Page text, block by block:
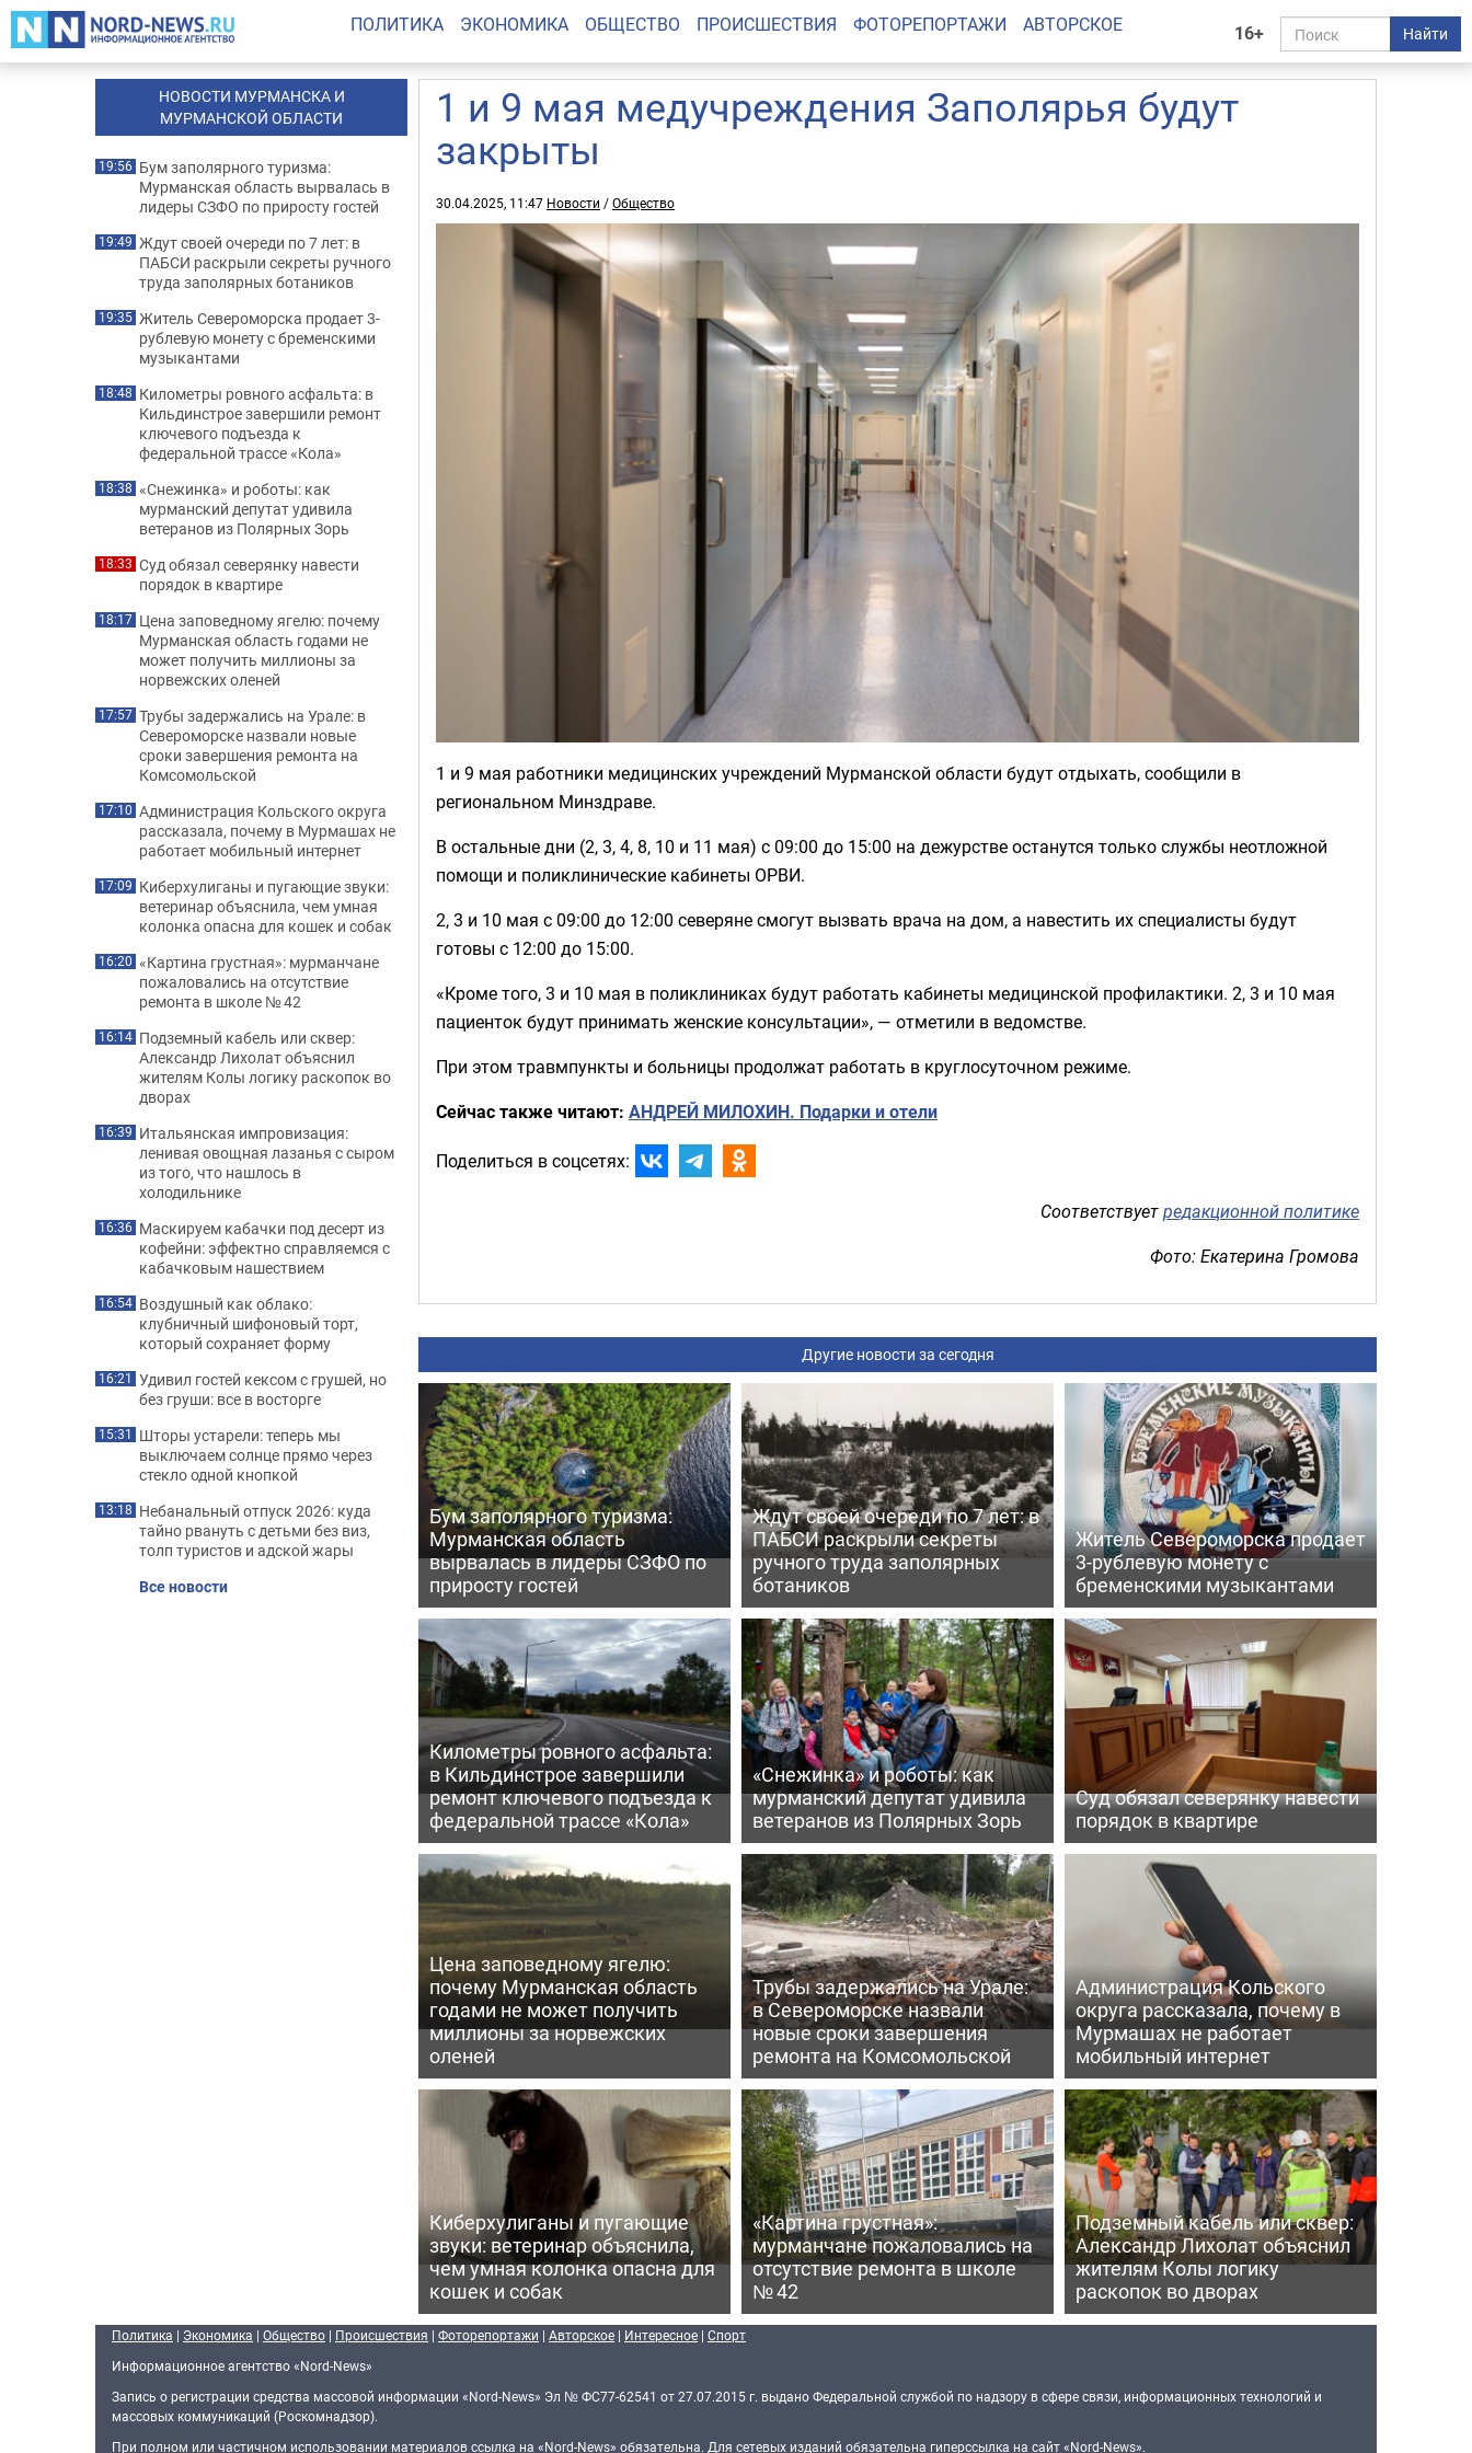
16+ Найти
ПОЛИТИКА ЭКОНОМИКА ОБЩЕСТВО ПРОИСШЕСТВИЯ ФОТОРЕПОРТАЖИ АВТОРСКОЕ
1 и 9 мая медучреждения Заполярья будут
закрыты
30.04.2025, 11:47 Новости /Общество
1 и 9 мая работники медицинских учреждений Мурманской области будут отдыхать, сообщили в
региональном Минздраве.
В остальные дни (2, 3, 4, 8, 10 и 11 мая) с 09:00 до 15:00 на дежурстве останутся только службы неотложной
помощи и поликлинические кабинеты ОРВИ.
2, 3 и 10 мая с 09:00 до 12:00 северяне смогут вызвать врача на дом, а навестить их специалисты будут
готовы с 12:00 до 15:00.
«Кроме того, 3 и 10 мая в поликлиниках будут работать кабинеты медицинской профилактики. 2, 3 и 10 мая
пациенток будут принимать женские консультации», — отметили в ведомстве.
При этом травмпункты и больницы продолжат работать в круглосуточном режиме.
Сейчас также читают: АНДРЕЙ МИЛОХИН. Подарки и отели
Поделиться в соцсетях:
Соответствуетредакционной политике
Фото: Екатерина Громова
Другие новости за сегодня
Бум заполярного туризма:
Мурманская область
вырвалась в лидеры СЗФО по
приросту гостей
Ждут своей очереди по 7 лет: в
ПАБСИ раскрыли секреты
ручного труда заполярных
ботаников
Житель Североморска продает
3-рублевую монету с
бременскими музыкантами
Километры ровного асфальта:
в Кильдинстрое завершили
ремонт ключевого подъезда к
федеральной трассе «Кола»
«Снежинка» и роботы: как
мурманский депутат удивила
ветеранов из Полярных Зорь
Суд обязал северянку навести
порядок в квартире
Цена заповедному ягелю:
почему Мурманская область
годами не может получить
миллионы за норвежских
оленей
Трубы задержались на Урале:
в Североморске назвали
новые сроки завершения
ремонта на Комсомольской
Администрация Кольского
округа рассказала, почему в
Мурмашах не работает
мобильный интернет
Киберхулиганы и пугающие
звуки: ветеринар объяснила,
чем умная колонка опасна для
кошек и собак
«Картина грустная»:
мурманчане пожаловались на
отсутствие ремонта в школе
№ 42
Подземный кабель или сквер:
Александр Лихолат объяснил
жителям Колы логику
раскопок во дворах
НОВОСТИ МУРМАНСКА И
МУРМАНСКОЙ ОБЛАСТИ
19:56 Бум заполярного туризма:
Мурманская область вырвалась в
лидеры СЗФО по приросту гостей
19:49 Ждут своей очереди по 7 лет: в
ПАБСИ раскрыли секреты ручного
труда заполярных ботаников
19:35 Житель Североморска продает 3-
рублевую монету с бременскими
музыкантами
18:48 Километры ровного асфальта: в
Кильдинстрое завершили ремонт
ключевого подъезда к
федеральной трассе «Кола»
18:38 «Снежинка» и роботы: как
мурманский депутат удивила
ветеранов из Полярных Зорь
18:33 Суд обязал северянку навести
порядок в квартире
18:17 Цена заповедному ягелю: почему
Мурманская область годами не
может получить миллионы за
норвежских оленей
17:57 Трубы задержались на Урале: в
Североморске назвали новые
сроки завершения ремонта на
Комсомольской
17:10 Администрация Кольского округа
рассказала, почему в Мурмашах не
работает мобильный интернет
17:09 Киберхулиганы и пугающие звуки:
ветеринар объяснила, чем умная
колонка опасна для кошек и собак
16:20 «Картина грустная»: мурманчане
пожаловались на отсутствие
ремонта в школе № 42
16:14 Подземный кабель или сквер:
Александр Лихолат объяснил
жителям Колы логику раскопок во
дворах
16:39 Итальянская импровизация:
ленивая овощная лазанья с сыром
из того, что нашлось в
холодильнике
16:36 Маскируем кабачки под десерт из
кофейни: эффектно справляемся с
кабачковым нашествием
16:54 Воздушный как облако:
клубничный шифоновый торт,
который сохраняет форму
16:21 Удивил гостей кексом с грушей, но
без груши: все в восторге
15:31 Шторы устарели: теперь мы
выключаем солнце прямо через
стекло одной кнопкой
13:18 Небанальный отпуск 2026: куда
тайно рвануть с детьми без виз,
толп туристов и адской жары
Все новости
Политика | Экономика | Общество | Происшествия | Фоторепортажи | Авторское | Интересное | Спорт
Информационное агентство «Nord-News»
Запись о регистрации средства массовой информации «Nord-News» Эл № ФС77-62541 от 27.07.2015 г. выдано Федеральной службой по надзору в сфере связи, информационных технологий и
массовых коммуникаций (Роскомнадзор).
При полном или частичном использовании материалов ссылка на «Nord-News» обязательна. Для сетевых изданий обязательна гиперссылка на сайт «Nord-News».